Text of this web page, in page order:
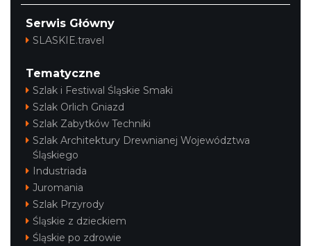
Serwis Główny
SLASKIE.travel
Tematyczne
Szlak i Festiwal Śląskie Smaki
Szlak Orlich Gniazd
Szlak Zabytków Techniki
Szlak Architektury Drewnianej Województwa
Śląskiego
Industriada
Juromania
Szlak Przyrody
Śląskie z dzieckiem
Śląskie po zdrowie